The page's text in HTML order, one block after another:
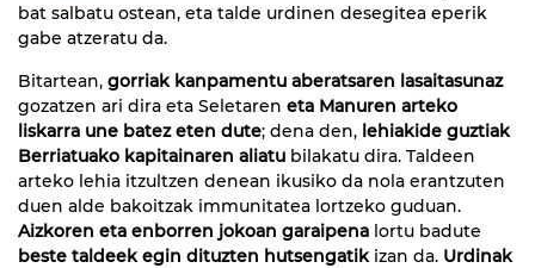
bat salbatu ostean, eta talde urdinen desegitea eperik
gabe atzeratu da.
Bitartean, gorriak kanpamentu aberatsaren lasaitasunaz
gozatzen ari dira eta Seletaren eta Manuren arteko
liskarra une batez eten dute; dena den, lehiakide guztiak
Berriatuako kapitainaren aliatu bilakatu dira. Taldeen
arteko lehia itzultzen denean ikusiko da nola erantzuten
duen alde bakoitzak immunitatea lortzeko guduan.
Aizkoren eta enborren jokoan garaipena lortu badute
beste taldeek egin dituzten hutsengatikizan da. Urdinak